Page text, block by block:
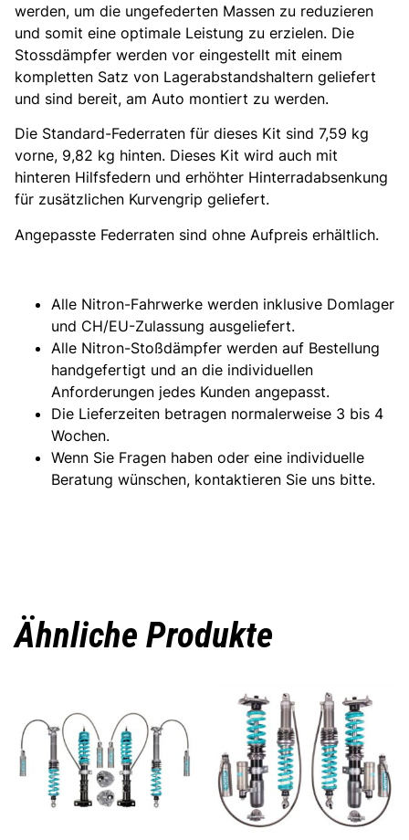
werden, um die ungefederten Massen zu reduzieren
und somit eine optimale Leistung zu erzielen. Die
Stossdämpfer werden vor eingestellt mit einem
kompletten Satz von Lagerabstandshaltern geliefert
und sind bereit, am Auto montiert zu werden.
Die Standard-Federraten für dieses Kit sind 7,59 kg
vorne, 9,82 kg hinten. Dieses Kit wird auch mit
hinteren Hilfsfedern und erhöhter Hinterradabsenkung
für zusätzlichen Kurvengrip geliefert.
Angepasste Federraten sind ohne Aufpreis erhältlich.
Alle Nitron-Fahrwerke werden inklusive Domlager
und CH/EU-Zulassung ausgeliefert.
Alle Nitron-Stoßdämpfer werden auf Bestellung
handgefertigt und an die individuellen
Anforderungen jedes Kunden angepasst.
Die Lieferzeiten betragen normalerweise 3 bis 4
Wochen.
Wenn Sie Fragen haben oder eine individuelle
Beratung wünschen, kontaktieren Sie uns bitte.
Ähnliche Produkte